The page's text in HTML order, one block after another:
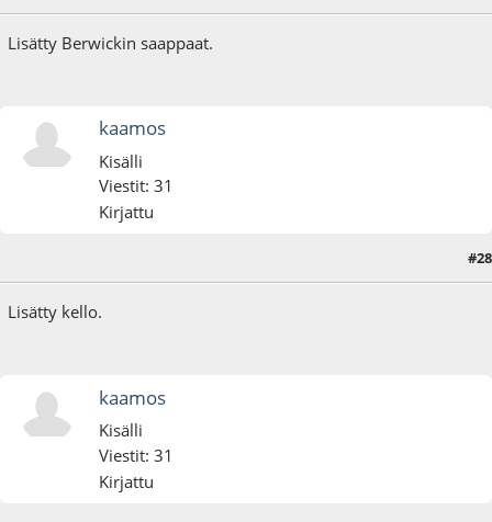
Lisätty Berwickin saappaat.
kaamos
Kisälli
Viestit: 31
Kirjattu
#28
Lisätty kello.
kaamos
Kisälli
Viestit: 31
Kirjattu